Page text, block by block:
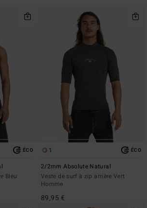
ÉCO
Bleu
1 ÉCO
2/2mm Absolute Natural
Veste de surf à zip arrière Vert
Homme
89,95 €